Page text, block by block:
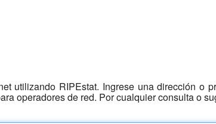
utilizando RIPEstat. Ingrese una dirección o
operadores de red. Por cualquier consulta o